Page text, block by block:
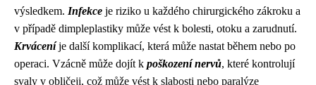
výsledkem. Infekce je riziko u každého chirurgického zákroku a
v případě dimpleplastiky může vést k bolesti, otoku a zarudnutí.
Krváceníje další komplikací, která může nastat během nebo po
operaci. Vzácně může dojít k poškození nervů, které kontrolují
svaly v obličeji, což může vést k slabosti nebo paralýze